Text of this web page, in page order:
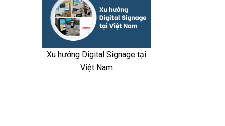
Xu hướng Digital Signage tại
Việt Nam